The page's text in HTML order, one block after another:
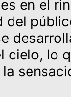
en el
del
cielo, lo